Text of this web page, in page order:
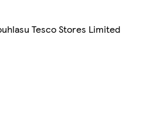
Tesco Stores Limited